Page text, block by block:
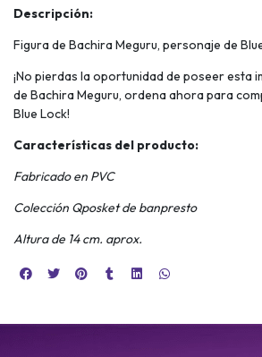
Descripción:
Figura de Bachira Meguru, personaje de
¡No pierdas la oportunidad de poseer esta
de Bachira Meguru, ordena ahora para
Blue Lock!
Características del producto:
Fabricado en PVC
Colección Qposket de banpresto
Altura de 14 cm. aprox.